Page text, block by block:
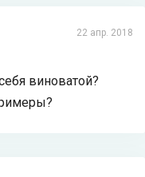
22 апр. 2018
виноватой?